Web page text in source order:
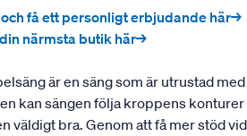
få ett personligt erbjudande här→
närmsta butik här→
är en säng som är utrustad
kan sängen följa kroppens
väldigt bra. Genom att få mer stöd